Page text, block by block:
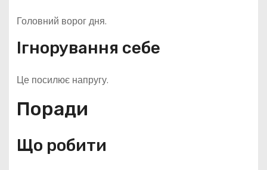
Головний ворог дня.
Ігнорування себе
Це посилює напругу.
Поради
Що робити